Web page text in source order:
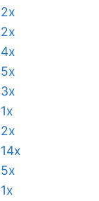
2x
2x
4x
5x
3x
1x
2x
14x
5x
1x